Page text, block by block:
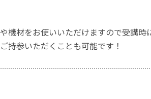
機材をお使いいただけますので受講
持参いただくことも可能です！